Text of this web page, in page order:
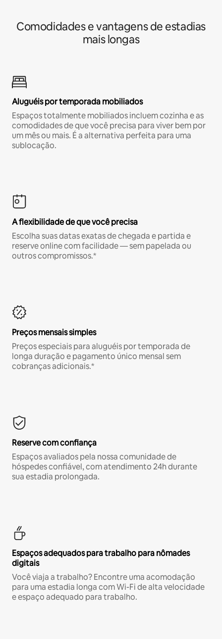
Comodidades e vantagens de estadias
mais longas
Aluguéis por temporada mobiliados
Espaços totalmente mobiliados incluem cozinha e as
comodidades de que você precisa para viver bem por
um mês ou mais. É a alternativa perfeita para uma
sublocação.
A flexibilidade de que você precisa
Escolha suas datas exatas de chegada e partida e
reserve online com facilidade — sem papelada ou
outros compromissos.*
Preços mensais simples
Preços especiais para aluguéis por temporada de
longa duração e pagamento único mensal sem
cobranças adicionais.*
Reserve com confiança
Espaços avaliados pela nossa comunidade de
hóspedes confiável, com atendimento 24h durante
sua estadia prolongada.
Espaços adequados para trabalho para nômades
digitais
Você viaja a trabalho? Encontre uma acomodação
para uma estadia longa com Wi-Fi de alta velocidade
e espaço adequado para trabalho.